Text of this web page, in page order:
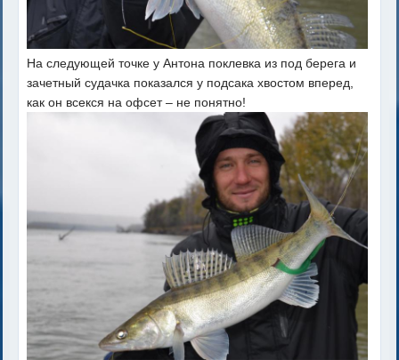
На следующей точке у Антона поклевка из под берега и
зачетный судачка показался у подсака хвостом вперед,
как он всекся на офсет – не понятно!